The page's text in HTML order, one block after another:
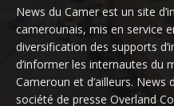
News du Camer est un site
camerounais, mis en service
diversification des supports
d’informer les internautes du
Cameroun et d’ailleurs.
société de presse Overland